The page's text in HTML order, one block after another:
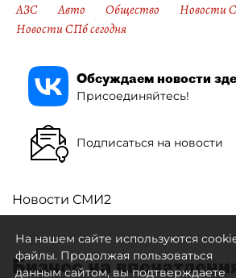
АЗС
Авто Общество
Новости
Новости СПб сегодня
Обсуждаем новости
Присоединяйтесь!
Подписаться на новости
Новости СМИ2
Бизнес на
На нашем сайте используются
файлы. Продолжая пользоваться
данным сайтом, вы подтверждаете